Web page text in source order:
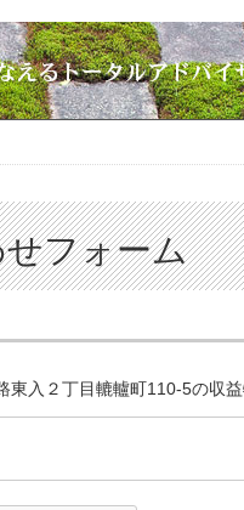
フォーム
東入２丁目轆轤町110-5の収